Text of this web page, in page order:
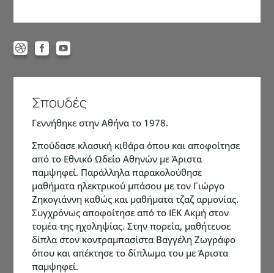
  
Σπουδές
Γεννήθηκε στην Αθήνα το 1978.
Σπούδασε κλασική κιθάρα όπου και αποφοίτησε
από το Εθνικό Ωδείο Αθηνών με Άριστα
παμψηφεί. Παράλληλα παρακολούθησε
μαθήματα ηλεκτρικού μπάσου με τον Γιώργο
Ζηκογιάννη καθώς και μαθήματα τζαζ αρμονίας.
Συγχρόνως αποφοίτησε από το ΙΕΚ Ακμή στον
τομέα της ηχοληψίας. Στην πορεία, μαθήτευσε
δίπλα στον κοντραμπασίστα Βαγγέλη Ζωγράφο
όπου και απέκτησε το δίπλωμα του με Άριστα
παμψηφεί.